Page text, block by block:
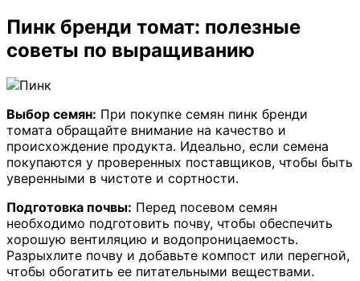
Пинк бренди томат: полезные
советы по выращиванию
Выбор семян: При покупке семян пинк бренди
томата обращайте внимание на качество и
происхождение продукта. Идеально, если семена
покупаются у проверенных поставщиков, чтобы быть
уверенными в чистоте и сортности.
Подготовка почвы: Перед посевом семян
необходимо подготовить почву, чтобы обеспечить
хорошую вентиляцию и водопроницаемость.
Разрыхлите почву и добавьте компост или перегной,
чтобы обогатить ее питательными веществами.